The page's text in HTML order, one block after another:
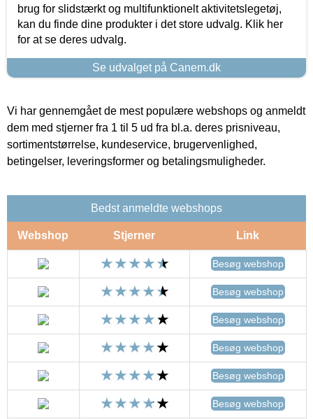
brug for slidstærkt og multifunktionelt aktivitetslegetøj,
kan du finde dine produkter i det store udvalg. Klik her
for at se deres udvalg.
Se udvalget på Canem.dk
Vi har gennemgået de mest populære webshops og anmeldt
dem med stjerner fra 1 til 5 ud fra bl.a. deres prisniveau,
sortimentstørrelse, kundeservice, brugervenlighed,
betingelser, leveringsformer og betalingsmuligheder.
Bedst anmeldte webshops
Webshop Stjerner Link
Besøg webshop
Besøg webshop
Besøg webshop
Besøg webshop
Besøg webshop
Besøg webshop